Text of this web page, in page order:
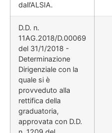
dall’ALSIA.
D.D. n.
11AG.2018/D.00069
del 31/1/2018 -
Determinazione
Dirigenziale con la
quale si è
provveduto alla
rettifica della
graduatoria,
approvata con D.D.